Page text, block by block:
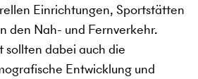
Einrichtungen, Sportstätten
den Nah- und Fernverkehr.
sollten dabei auch die
Entwicklung und